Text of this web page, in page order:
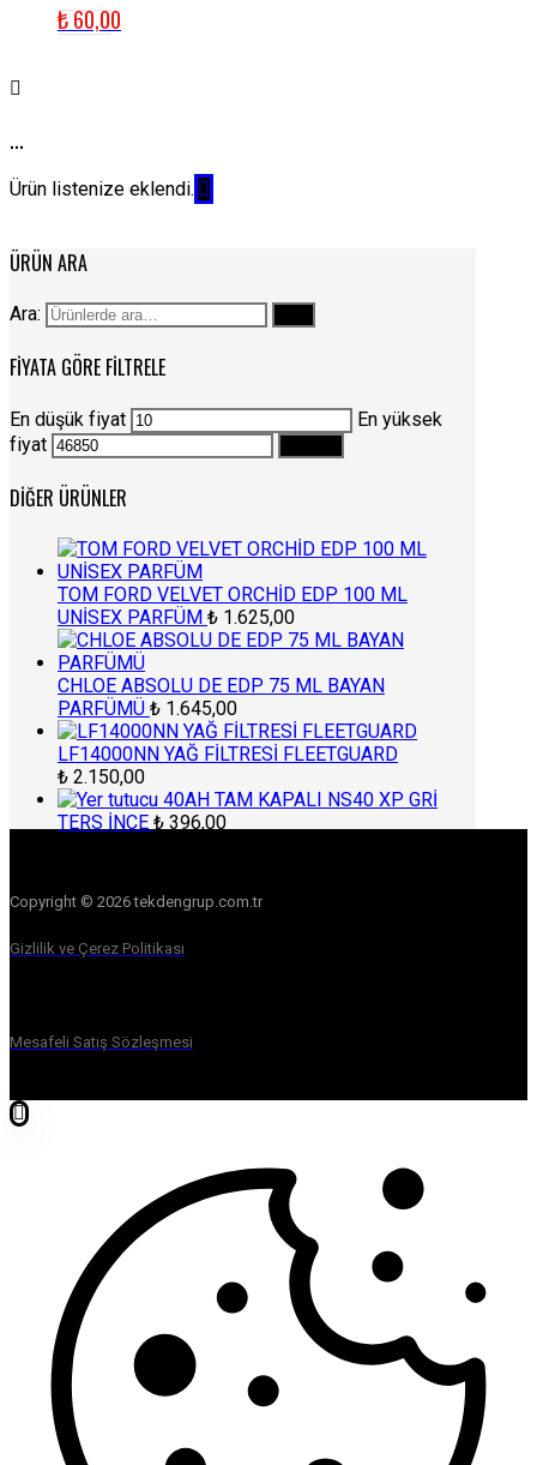
₺60,00
...
Ürün listenize eklendi.
ÜRÜN ARA
Ara:
FIYATA GÖRE FILTRELE
En düşük fiyat
En yüksek
fiyat
DIĞER ÜRÜNLER
TOM FORD VELVET ORCHİD EDP 100 ML
UNİSEX PARFÜM ₺ 1.625,00
CHLOE ABSOLU DE EDP 75 ML BAYAN
PARFÜMÜ ₺ 1.645,00
LF14000NN YAĞ FİLTRESİ FLEETGUARD
₺ 2.150,00
40AH TAM KAPALI NS40 XP GRİ
TERS İNCE ₺ 396,00
Copyright © 2026 tekdengrup.com.tr
Gizlilik ve Çerez Politikası
Mesafeli Satış Sözleşmesi